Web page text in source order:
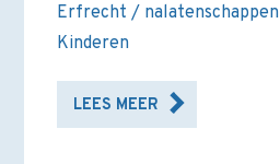
Erfrecht / nalatenschappen
Kinderen
LEES MEER